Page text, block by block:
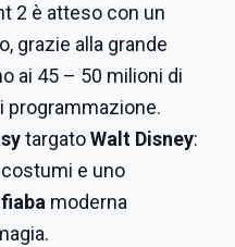
2 è atteso con un
grazie alla grande
ai 45 – 50 milioni di
programmazione.
targatoWalt Disney:
e uno
fiaba moderna